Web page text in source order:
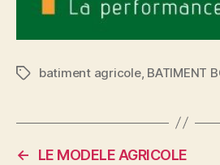
Étiquettes
batiment agricole, BATIMENT
← LE MODELE AGRICOLE